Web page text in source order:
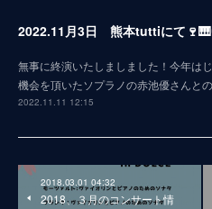
2022.11月3日 熊本tuttiにて
無事に終演いたしましました！今年は
機会を頂いたソプラノの赤池優さんと
2022.11.11 12:15
2018.03.01 04:32
2018、３月のコンサート情